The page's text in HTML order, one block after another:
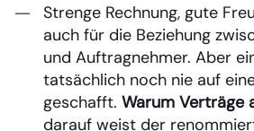
Strenge Rechnung, gute
auch für die Beziehung
und Auftragnehmer. Aber
tatsächlich noch nie auf
geschafft. Warum Verträge
darauf weist der